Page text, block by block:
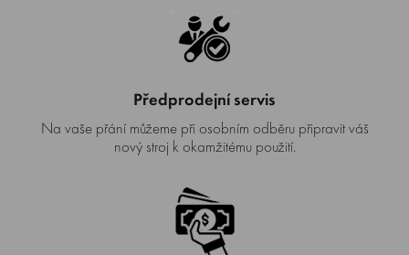
Předprodejní servis
Na vaše přání můžeme při osobním odběru připravit váš
nový stroj k okamžitému použití.